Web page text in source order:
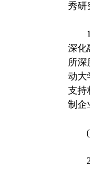
秀研
深化
所深
动大
支持
制企